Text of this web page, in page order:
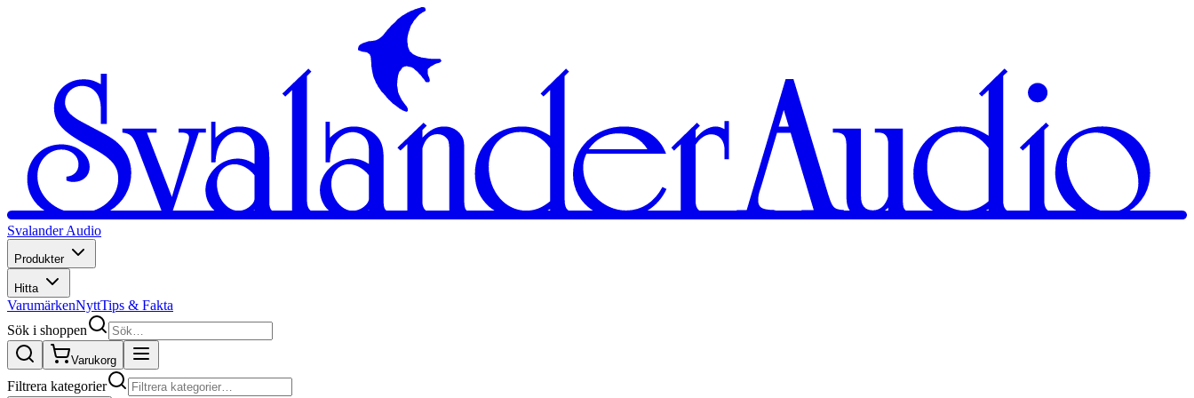
Svalander Audio
Produkter
Hitta
VarumärkenNyttTips & Fakta
Sök i shoppen
Varukorg
Filtrera kategorier